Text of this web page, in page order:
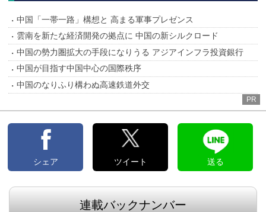
中国「一帯一路」構想と 高まる軍事プレゼンス
雲南を新たな経済開発の拠点に 中国の新シルクロード
中国の勢力圏拡大の手段になりうる アジアインフラ投資銀行
中国が目指す中国中心の国際秩序
中国のなりふり構わぬ高速鉄道外交
PR
シェア ツイート 送る
連載バックナンバー